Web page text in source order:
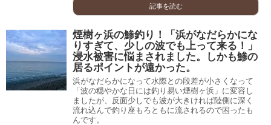
記事を読む
煙樹ヶ浜の鯵釣り！「浜がなだらかにな
りすぎて、少しの波でも上って来る！」
浸水被害に悩まされました。しかも鯵の
居るポイントが遠かった。
浜がなだらかになって水際との段差が小さくなって
「波の穏やかな日には釣り易い煙樹ヶ浜」に変容し
ましたが、反面少しでも波が大きければ陸側に深く
流れ込んで釣り座もろともに流されるので困ったも
んです。